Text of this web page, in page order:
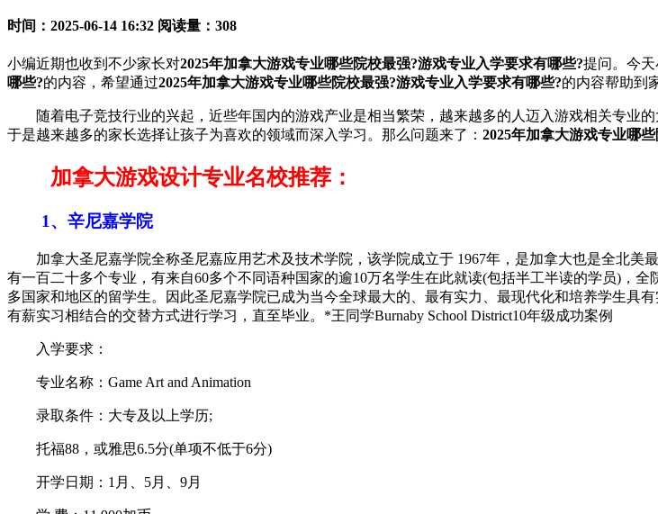
时间：2025-06-14 16:32 阅读量：308
小编近期也收到不少家长对2025年加拿大游戏专业哪些院校最强?游戏专业入学要求有哪些?提问。今
哪些?的内容，希望通过2025年加拿大游戏专业哪些院校最强?游戏专业入学要求有哪些?的内容帮助到
随着电子竞技行业的兴起，近些年国内的游戏产业是相当繁荣，越来越多的人迈入游戏相关专业
于是越来越多的家长选择让孩子为喜欢的领域而深入学习。那么问题来了： 2025年加拿大游戏专业哪
加拿大游戏设计专业名校推荐：
1、辛尼嘉学院
加拿大圣尼嘉学院全称圣尼嘉应用艺术及技术学院，该学院成立于 1967年，是加拿大也是全北美
有一百二十多个专业，有来自60多个不同语种国家的逾10万名学生在此就读(包括半工半读的学员)，
多国家和地区的留学生。因此圣尼嘉学院已成为当今全球最大的、最有实力、最现代化和培养学生具
有薪实习相结合的交替方式进行学习，直至毕业。*王同学Burnaby School District10年级成功案例
入学要求：
专业名称：Game Art and Animation
录取条件：大专及以上学历;
托福88，或雅思6.5分(单项不低于6分)
开学日期：1月、5月、9月